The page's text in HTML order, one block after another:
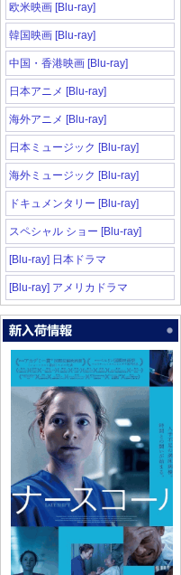
欧米映画 [Blu-ray]
韓国映画 [Blu-ray]
中国・香港映画 [Blu-ray]
日本アニメ [Blu-ray]
海外アニメ [Blu-ray]
日本ミュージック [Blu-ray]
海外ミュージック [Blu-ray]
ドキュメンタリー [Blu-ray]
スペシャル ショー [Blu-ray]
[Blu-ray] 日本ドラマ
[Blu-ray] アメリカドラマ